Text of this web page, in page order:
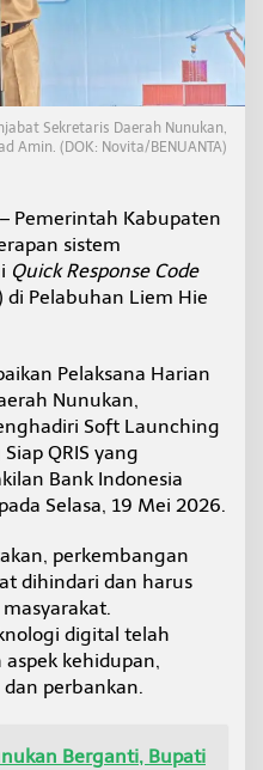
Sekretaris Daerah Nunukan,
Amin. (DOK: Novita/BENUANTA)
– Pemerintah Kabupaten
sistem
Quick Response Code
di Pelabuhan Liem Hie
Pelaksana Harian
Nunukan,
Soft Launching
QRIS yang
Bank Indonesia
Selasa, 19 Mei 2026.
perkembangan
dihindari dan harus
digital telah
kehidupan,
perbankan.
Berganti, Bupati